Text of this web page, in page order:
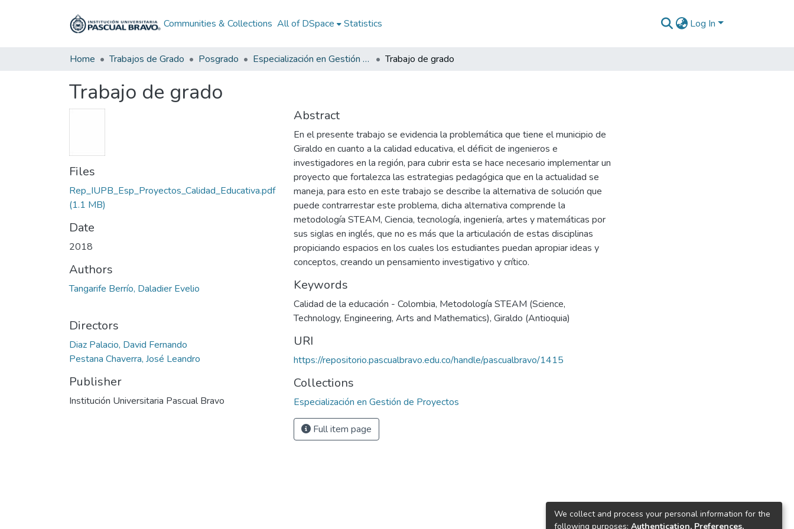
Communities & Collections All of DSpace Statistics Log In
Home Trabajos de Grado Posgrado Especialización en Gestión de Proyectos Trabajo de grado
Trabajo de grado
Files
Rep_IUPB_Esp_Proyectos_Calidad_Educativa.pdf
(1.1 MB)
Date
2018
Authors
Tangarife Berrío, Daladier Evelio
Directors
Diaz Palacio, David Fernando
Pestana Chaverra, José Leandro
Publisher
Institución Universitaria Pascual Bravo
Abstract
En el presente trabajo se evidencia la problemática que tiene el municipio de
Giraldo en cuanto a la calidad educativa, el déficit de ingenieros e
investigadores en la región, para cubrir esta se hace necesario implementar un
proyecto que fortalezca las estrategias pedagógica que en la actualidad se
maneja, para esto en este trabajo se describe la alternativa de solución que
puede contrarrestar este problema, dicha alternativa comprende la
metodología STEAM, Ciencia, tecnología, ingeniería, artes y matemáticas por
sus siglas en inglés, que no es más que la articulación de estas disciplinas
propiciando espacios en los cuales los estudiantes puedan apropiar ideas y
conceptos, creando un pensamiento investigativo y crítico.
Keywords
Calidad de la educación - Colombia, Metodología STEAM (Science,
Technology, Engineering, Arts and Mathematics), Giraldo (Antioquia)
URI
https://repositorio.pascualbravo.edu.co/handle/pascualbravo/1415
Collections
Especialización en Gestión de Proyectos
Full item page
We collect and process your personal information for the
following purposes: Authentication, Preferences,